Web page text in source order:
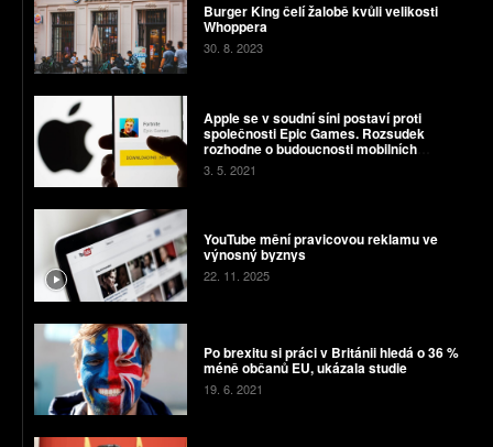
Burger King čelí žalobě kvůli velikosti
Whoppera
30. 8. 2023
Apple se v soudní síni postaví proti
společnosti Epic Games. Rozsudek
rozhodne o budoucnosti mobilních
aplikací
3. 5. 2021
YouTube mění pravicovou reklamu ve
výnosný byznys
22. 11. 2025
Po brexitu si práci v Británii hledá o 36 %
méně občanů EU, ukázala studie
19. 6. 2021